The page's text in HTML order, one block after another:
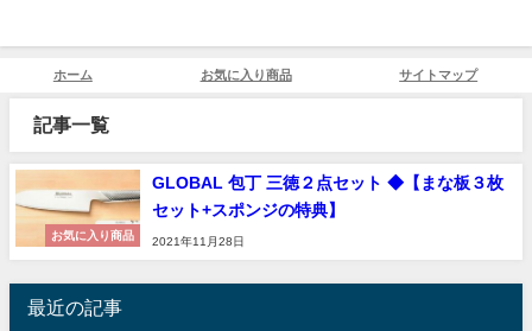
ホーム お気に入り商品 サイトマップ
記事一覧
お気に入り商品
GLOBAL 包丁 三徳２点セット ◆【まな板３枚
セット+スポンジの特典】
2021年11月28日
最近の記事